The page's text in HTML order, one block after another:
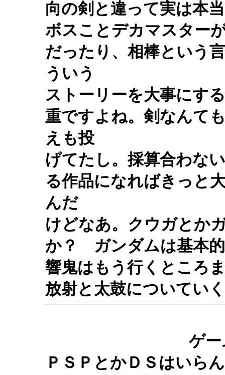
向の剣と違って実は本
ボスことデカマスター
だったり、相棒という
ういう
ストーリーを大事にす
重ですよね。剣なんて
えも投
げてたし。採算合わな
る作品になればきっと
んだ
けどなあ。クウガとか
か？ ガンダムは基本
響鬼はもう行くところ
放射と太鼓についてい
ゲ
ＰＳＰとかＤＳはいら